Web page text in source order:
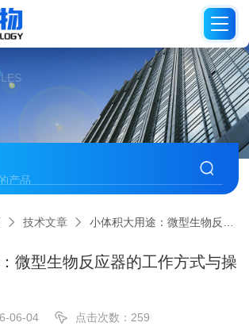
技术文章 小体积大用途：微型生物反应器的工作方式与操作注意事项
微型生物反应器的工作方式与操
06-04 点击次数：259